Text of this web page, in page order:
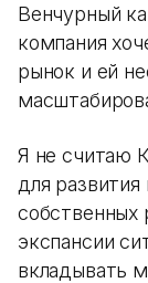
Венчурный
компания
рынок и ей
Я не считаю
для
собственных
экспансии
вкладывать